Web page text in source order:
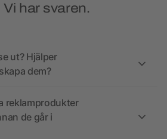
har svaren.
ut? Hjälper
dem?
reklamprodukter
de går i